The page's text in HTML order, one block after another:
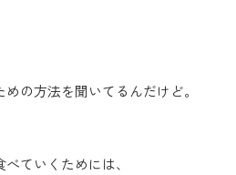
の方法を聞いてるんだけど。
ていくためには、